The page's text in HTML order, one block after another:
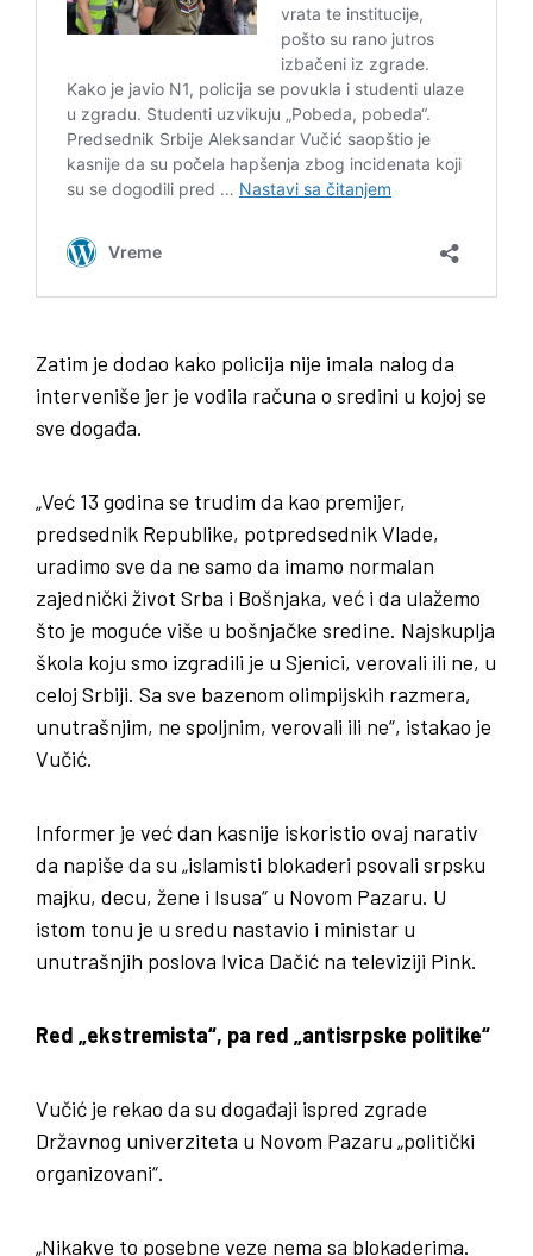
Zatim je dodao kako policija nije imala nalog da
interveniše jer je vodila računa o sredini u kojoj se
sve događa.
„Već 13 godina se trudim da kao premijer,
predsednik Republike, potpredsednik Vlade,
uradimo sve da ne samo da imamo normalan
zajednički život Srba i Bošnjaka, već i da ulažemo
što je moguće više u bošnjačke sredine. Najskuplja
škola koju smo izgradili je u Sjenici, verovali ili ne, u
celoj Srbiji. Sa sve bazenom olimpijskih razmera,
unutrašnjim, ne spoljnim, verovali ili ne“, istakao je
Vučić.
Informer je već dan kasnije iskoristio ovaj narativ
da napiše da su „islamisti blokaderi psovali srpsku
majku, decu, žene i Isusa“ u Novom Pazaru. U
istom tonu je u sredu nastavio i ministar u
unutrašnjih poslova Ivica Dačić na televiziji Pink.
Red „ekstremista“, pa red „antisrpske politike“
Vučić je rekao da su događaji ispred zgrade
Državnog univerziteta u Novom Pazaru „politički
organizovani“.
„Nikakve to posebne veze nema sa blokaderima.